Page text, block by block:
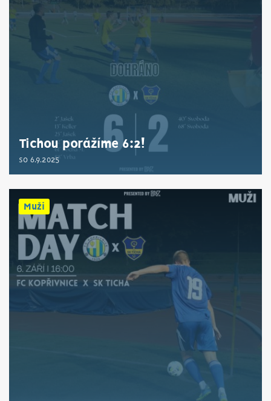
Tichou porážíme 6:2!
so 6.9.2025
Muži